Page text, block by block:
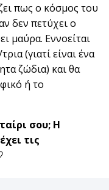
πως ο κόσμος του
δεν πετύχει ο
μαύρα. Εννοείται
(γιατί είναι ένα
ζώδια) και θα
ή το
σου; Η
έχει τις